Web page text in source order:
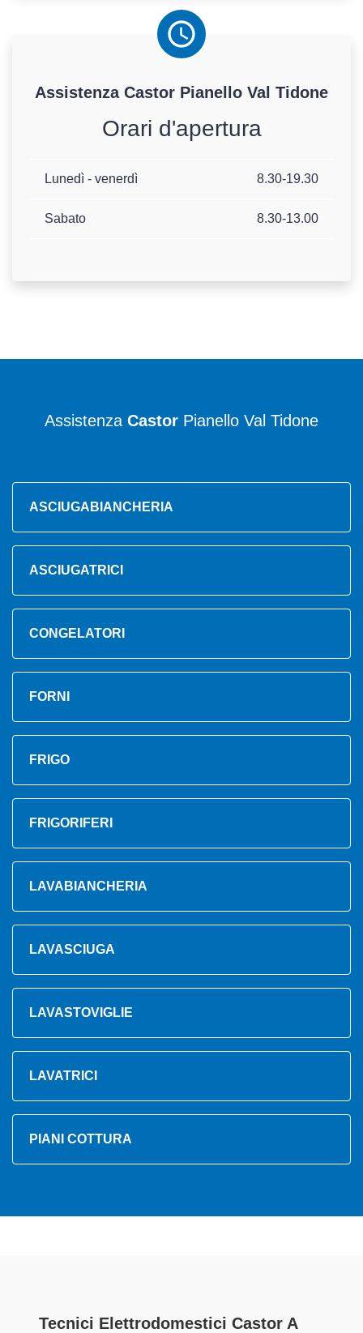
Assistenza Castor Pianello Val Tidone
Orari d'apertura
Lunedì - venerdì 8.30-19.30
Sabato 8.30-13.00
Assistenza Castor Pianello Val Tidone
ASCIUGABIANCHERIA
ASCIUGATRICI
CONGELATORI
FORNI
FRIGO
FRIGORIFERI
LAVABIANCHERIA
LAVASCIUGA
LAVASTOVIGLIE
LAVATRICI
PIANI COTTURA
Tecnici Elettrodomestici Castor A